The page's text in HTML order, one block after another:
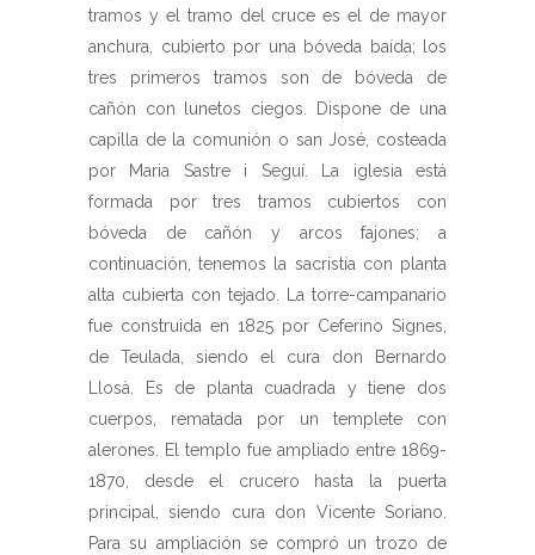
tramos y el tramo del cruce es el de mayor
anchura, cubierto por una bóveda baída; los
tres primeros tramos son de bóveda de
cañón con lunetos ciegos. Dispone de una
capilla de la comunión o san José, costeada
por Maria Sastre i Seguí. La iglesia está
formada por tres tramos cubiertos con
bóveda de cañón y arcos fajones; a
continuación, tenemos la sacristía con planta
alta cubierta con tejado. La torre-campanario
fue construida en 1825 por Ceferino Signes,
de Teulada, siendo el cura don Bernardo
Llosà. Es de planta cuadrada y tiene dos
cuerpos, rematada por un templete con
alerones. El templo fue ampliado entre 1869-
1870, desde el crucero hasta la puerta
principal, siendo cura don Vicente Soriano.
Para su ampliación se compró un trozo de